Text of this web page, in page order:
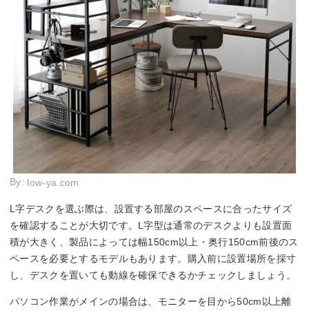
By: low-ya.com
L字デスクを選ぶ際は、設置する部屋のスペースに合ったサイズ
を確認することが大切です。L字型は通常のデスクよりも設置面
積が大きく、製品によっては幅150cm以上・奥行150cm前後のス
ペースを必要とするモデルもあります。購入前に設置場所を採寸
し、デスクを置いても動線を確保できるかチェックしましょう。
パソコン作業がメインの場合は、モニターを目から50cm以上離